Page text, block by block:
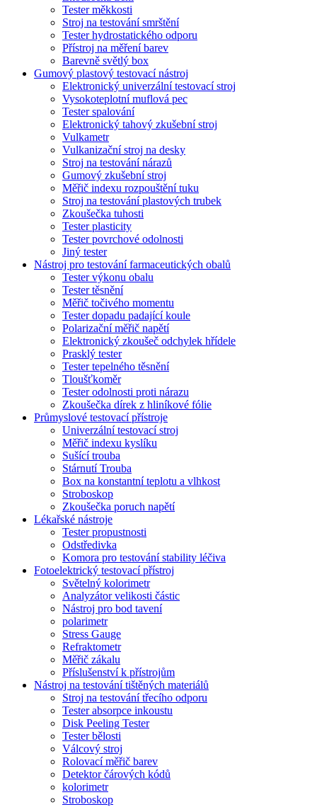
Tester měkkosti
Stroj na testování smrštění
Tester hydrostatického odporu
Přístroj na měření barev
Barevně světlý box
Gumový plastový testovací nástroj
Elektronický univerzální testovací stroj
Vysokoteplotní muflová pec
Tester spalování
Elektronický tahový zkušební stroj
Vulkametr
Vulkanizační stroj na desky
Stroj na testování nárazů
Gumový zkušební stroj
Měřič indexu rozpouštění tuku
Stroj na testování plastových trubek
Zkoušečka tuhosti
Tester plasticity
Tester povrchové odolnosti
Jiný tester
Nástroj pro testování farmaceutických obalů
Tester výkonu obalu
Tester těsnění
Měřič točivého momentu
Tester dopadu padající koule
Polarizační měřič napětí
Elektronický zkoušeč odchylek hřídele
Prasklý tester
Tester tepelného těsnění
Tloušťkoměr
Tester odolnosti proti nárazu
Zkoušečka dírek z hliníkové fólie
Průmyslové testovací přístroje
Univerzální testovací stroj
Měřič indexu kyslíku
Sušící trouba
Stárnutí Trouba
Box na konstantní teplotu a vlhkost
Stroboskop
Zkoušečka poruch napětí
Lékařské nástroje
Tester propustnosti
Odstředivka
Komora pro testování stability léčiva
Fotoelektrický testovací přístroj
Světelný kolorimetr
Analyzátor velikosti částic
Nástroj pro bod tavení
polarimetr
Stress Gauge
Refraktometr
Měřič zákalu
Příslušenství k přístrojům
Nástroj na testování tištěných materiálů
Stroj na testování třecího odporu
Tester absorpce inkoustu
Disk Peeling Tester
Tester bělosti
Válcový stroj
Rolovací měřič barev
Detektor čárových kódů
kolorimetr
Stroboskop